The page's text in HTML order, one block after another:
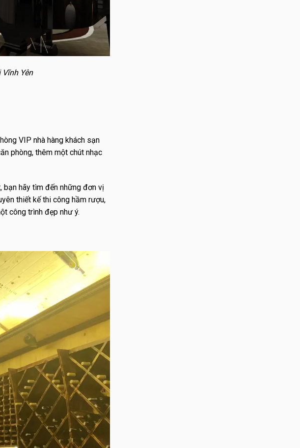
Yên
VIP nhà hàng khách sạn
phòng, thêm một chút nhạc
hãy tìm đến những đơn vị
thiết kế thi công hầm rượu,
công trình đẹp như ý.